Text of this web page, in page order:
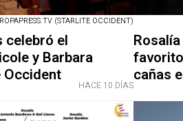
(STARLITE OCCIDENT)
celebró el
y Barbara
Occident
HACE 10 DÍAScañas